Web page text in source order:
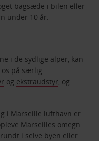
bagsæde i bilen eller
under 10 år.
i de sydlige alper, kan
os på særlig
og ekstraudstyr , og
i Marseille lufthavn er
Marseilles omegn.
i selve byen eller